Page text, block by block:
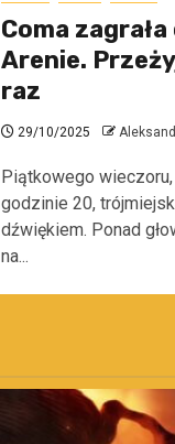
Coma
Arenie.
raz
29/10/2025
Piątkowego
godzinie 20,
dźwiękiem. Ponad
na...